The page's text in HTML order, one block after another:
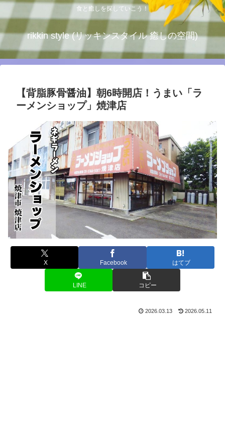
食と癒しを探していこう！
rikkin style (リッキンスタイル 癒しの空間)
【背脂豚骨醤油】朝6時開店！うまい「ラ
ーメンショップ」焼津店
X Facebook はてブ
LINE コピー
2026.03.13 2026.05.11